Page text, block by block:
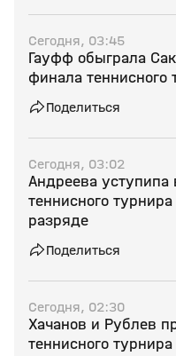
Сегодня, 03:45
Гауфф обыграла
финала теннисного
Поделиться
Сегодня, 03:02
Андреева уступипа
теннисного
разряде
Поделиться
Сегодня, 02:30
Хачанов и Рублев
теннисного